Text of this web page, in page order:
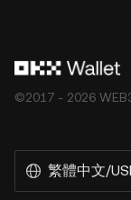
©2017 - 2026
繁體中文/